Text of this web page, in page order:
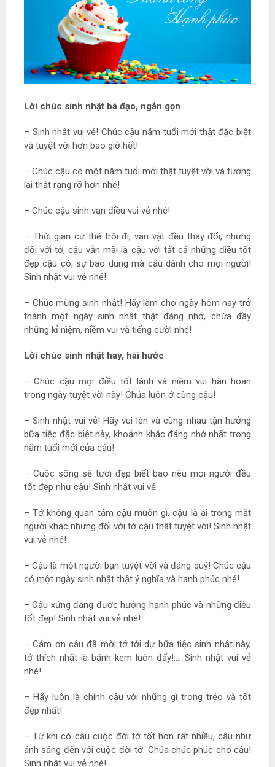
Lời chúc sinh nhật bá đạo, ngắn gọn
– Sinh nhật vui vẻ! Chúc cậu năm tuổi mới thật đặc biệt
và tuyệt vời hơn bao giờ hết!
– Chúc cậu có một năm tuổi mới thật tuyệt vời và tương
lai thật rạng rỡ hơn nhé!
– Chúc cậu sinh vạn điều vui vẻ nhé!
– Thời gian cứ thế trôi đi, vạn vật đều thay đổi, nhưng
đối với tớ, cậu vẫn mãi là cậu với tất cả những điều tốt
đẹp cậu có, sự bao dung mà cậu dành cho mọi người!
Sinh nhật vui vẻ nhé!
– Chúc mừng sinh nhật! Hãy làm cho ngày hôm nay trở
thành một ngày sinh nhật thật đáng nhớ, chứa đầy
những kỉ niệm, niềm vui và tiếng cười nhé!
Lời chúc sinh nhật hay, hài hước
– Chúc cậu mọi điều tốt lành và niềm vui hân hoan
trong ngày tuyệt vời này! Chúa luôn ở cùng cậu!
– Sinh nhật vui vẻ! Hãy vui lên và cùng nhau tận hưởng
bữa tiệc đặc biệt này, khoảnh khắc đáng nhớ nhất trong
năm tuổi mới của cậu!
– Cuộc sống sẽ tươi đẹp biết bao nêu mọi người đều
tốt đẹp như cậu! Sinh nhật vui vẻ
– Tớ không quan tâm cậu muốn gì, cậu là ai trong mắt
người khác nhưng đối với tớ cậu thật tuyệt vời! Sinh nhật
vui vẻ nhé!
– Cậu là một người bạn tuyệt vời và đáng quý! Chúc cậu
có một ngày sinh nhật thật ý nghĩa và hạnh phúc nhé!
– Cậu xứng đang được hưởng hạnh phúc và những điều
tốt đẹp! Sinh nhật vui vẻ nhé!
– Cảm ơn cậu đã mời tớ tới dự bữa tiệc sinh nhật này,
tớ thích nhất là bánh kem luôn đấy!…. Sinh nhật vui vẻ
nhé!
– Hãy luôn là chính cậu với những gì trong trẻo và tốt
đẹp nhất!
– Từ khi có cậu cuộc đời tớ tốt hơn rất nhiều, cậu như
ánh sáng đến với cuộc đời tớ. Chúa chúc phúc cho cậu!
Sinh nhật vui vẻ nhé!